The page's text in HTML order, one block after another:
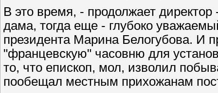
В это время, - продолжает
дама, тогда еще - глубоко
президента Марина Белогубова. И
"францевскую" часовню для
то, что епископ, мол, изволил
пообещал местным прихожанам